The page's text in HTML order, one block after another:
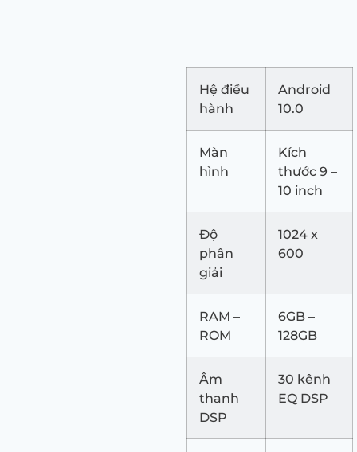
Hệ điều
hành
Android
10.0
Màn
hình
Kích
thước 9 –
10 inch
Độ
phân
giải
1024 x
600
RAM –
ROM
6GB –
128GB
Âm
thanh
DSP
30 kênh
EQ DSP